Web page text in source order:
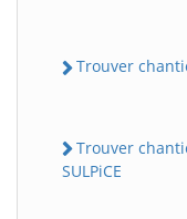
Trouver
Trouver
SULPiCE